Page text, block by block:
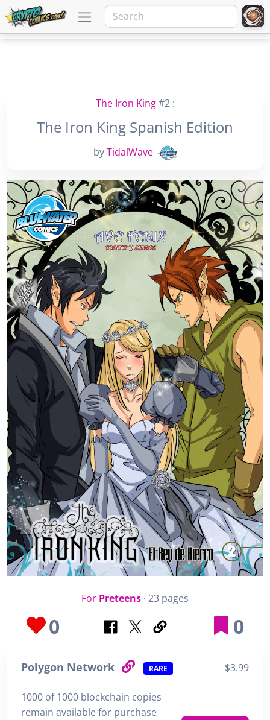
The Iron King#2 :
The Iron King Spanish Edition
byTidalWave
For Preteens · 23 pages
0 0
Polygon Network RARE $3.99
1000 of 1000 blockchain copies
remain available for purchase